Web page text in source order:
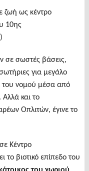
ζωή ως κέντρο
10ης
σε σωστές βάσεις,
για μεγάλο
του νομού μέσα από
και το
Οπλιτών, έγινε το
Κέντρο
το βιοτικό επίπεδο του